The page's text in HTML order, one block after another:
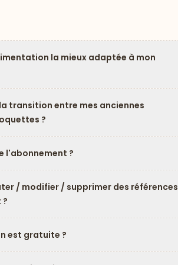
la mieux adaptée à mon
transition entre mes anciennes
?
l'abonnement ?
/ modifier / supprimer des références
est gratuite ?